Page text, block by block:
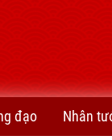
đạo Nhân